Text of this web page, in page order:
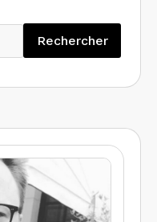
Rechercher